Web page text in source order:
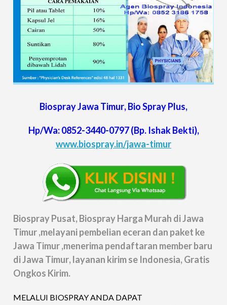
BiosprayJawa Timur, Bio Spray Plus,
Hp/Wa:0852-3440-0797(Bp. Ishak Bekti),
www.biospray.in/jawa-timur
Biospray Pusat, Biospray Harga Murah diJawa
Timur,melayani pembelian eceran dan paket ke
Jawa Timur,menerima pendaftaran member baru
diJawa Timur, layanan kirim se Indonesia, Gratis
Ongkos Kirim.
MELALUI BIOSPRAY ANDA DAPAT